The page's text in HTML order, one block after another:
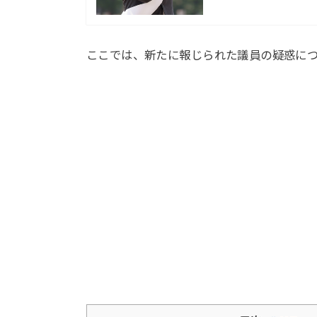
ここでは、新たに報じられた議員の疑惑に